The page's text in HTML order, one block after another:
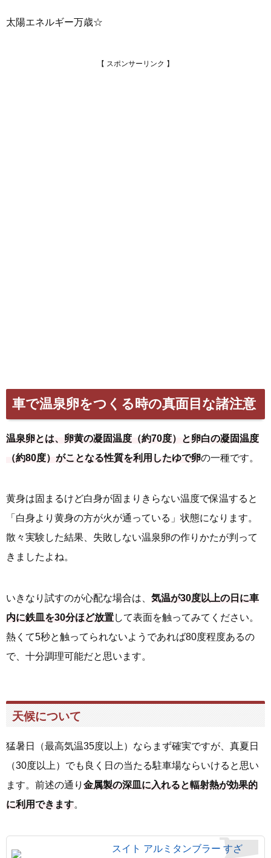
太陽エネルギー万歳☆
車で温泉卵をつくる時の真面目な諸注意
温泉卵とは、卵黄の凝固温度（約70度）と卵白の凝固温度
（約80度）がことなる性質を利用したゆで卵の一種です。
黄身は固まるけど白身が固まりきらない温度で保温すると
「白身より黄身の方が火が通っている」状態になります。
散々実験した結果、失敗しない温泉卵の作りかたが判って
きましたよね。
いきなり試すのが心配な場合は、 気温が30度以上の日に車
内に鉄皿を30分ほど放置して表面を触ってみてください。
熱くて5秒と触ってられないようであれば80度程度あるの
で、十分調理可能だと思います。
天候について
猛暑日（最高気温35度以上）ならまず確実ですが、真夏日
（30度以上）でも良く日の当たる駐車場ならいけると思い
ます。前述の通り 金属製の深皿に入れると輻射熱が効果的
に利用できます。
スイト アルミタンブラー すざ